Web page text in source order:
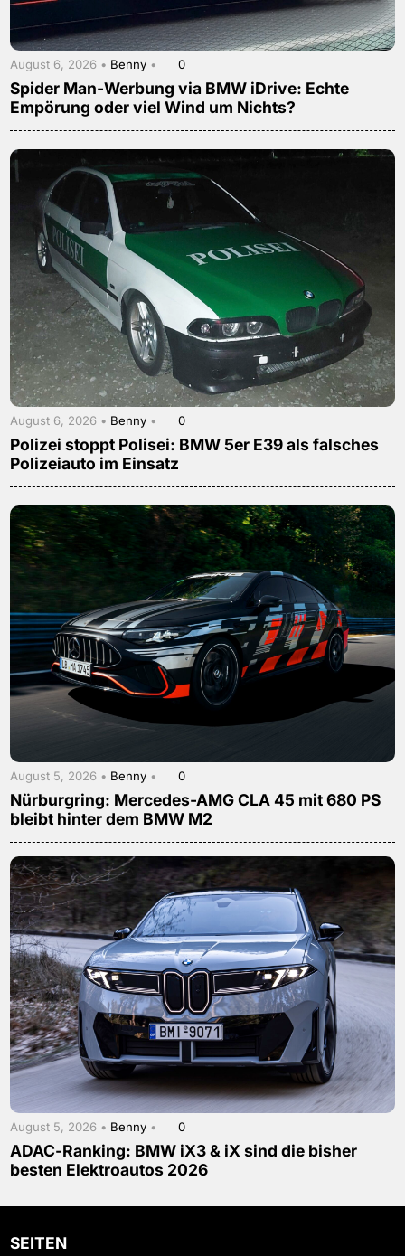
August 6, 2026 • Benny • 0
Spider Man-Werbung via BMW iDrive: Echte
Empörung oder viel Wind um Nichts?
August 6, 2026 • Benny • 0
Polizei stoppt Polisei: BMW 5er E39 als falsches
Polizeiauto im Einsatz
August 5, 2026 • Benny • 0
Nürburgring: Mercedes-AMG CLA 45 mit 680 PS
bleibt hinter dem BMW M2
August 5, 2026 • Benny • 0
ADAC-Ranking: BMW iX3 & iX sind die bisher
besten Elektroautos 2026
SEITEN